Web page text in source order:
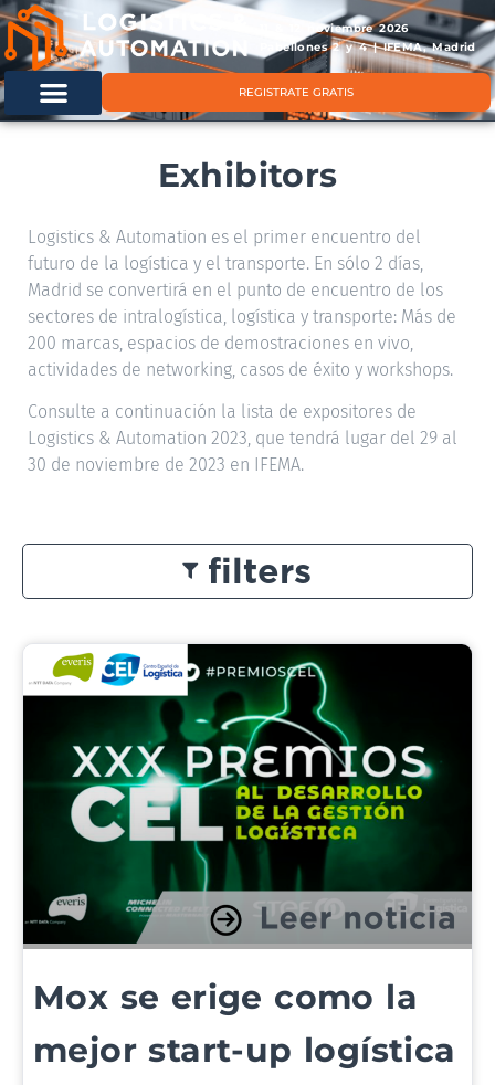
11 & 12 noviembre 2026
Pabellones 2 y 4 | IFEMA, Madrid
REGISTRATE GRATIS
Exhibitors
Logistics & Automation es el primer encuentro del
futuro de la logística y el transporte. En sólo 2 días,
Madrid se convertirá en el punto de encuentro de los
sectores de intralogística, logística y transporte: Más de
200 marcas, espacios de demostraciones en vivo,
actividades de networking, casos de éxito y workshops.
Consulte a continuación la lista de expositores de
Logistics & Automation 2023, que tendrá lugar del 29 al
30 de noviembre de 2023 en IFEMA.
filters
Mox se erige como la
mejor start-up logística